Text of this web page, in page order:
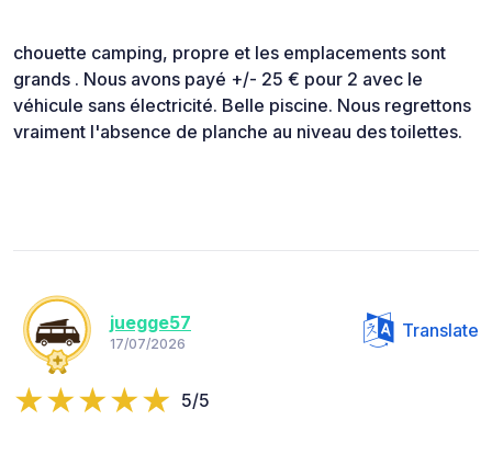
chouette camping, propre et les emplacements sont
grands . Nous avons payé +/- 25 € pour 2 avec le
véhicule sans électricité. Belle piscine. Nous regrettons
vraiment l'absence de planche au niveau des toilettes.
juegge57
17/07/2026
Translate
5/5